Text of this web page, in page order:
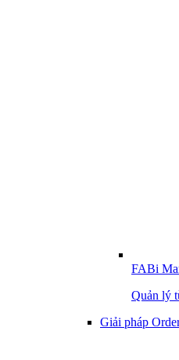
FABi
Quản lý
Giải pháp